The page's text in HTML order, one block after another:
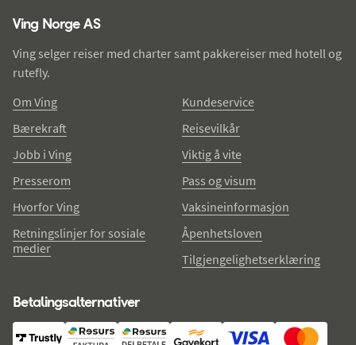
Ving Norge AS
Ving selger reiser med charter samt pakkereiser med hotell og
rutefly.
Om Ving
Bærekraft
Jobb i Ving
Presserom
Hvorfor Ving
Retningslinjer for sosiale
medier
Kundeservice
Reisevilkår
Viktig å vite
Pass og visum
Vaksineinformasjon
Åpenhetsloven
Tilgjengelighetserklæring
Betalingsalternativer